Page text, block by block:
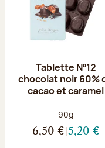
Tablette Nº12
chocolat noir 60%
cacao et caramel
Poids net :
90g
6,50 € 5,20 €